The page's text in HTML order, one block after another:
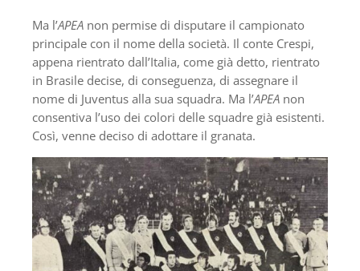
Ma l’APEA non permise di disputare il campionato
principale con il nome della società. Il conte Crespi,
appena rientrato dall’Italia, come già detto, rientrato
in Brasile decise, di conseguenza, di assegnare il
nome di Juventus alla sua squadra. Ma l’APEA non
consentiva l’uso dei colori delle squadre già esistenti.
Così, venne deciso di adottare il granata.